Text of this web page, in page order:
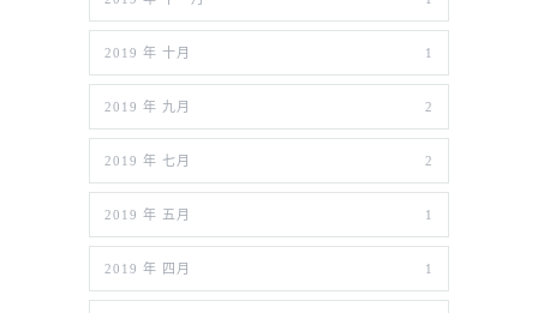
2019 年 十月 1
2019 年 九月 2
2019 年 七月 2
2019 年 五月 1
2019 年 四月 1